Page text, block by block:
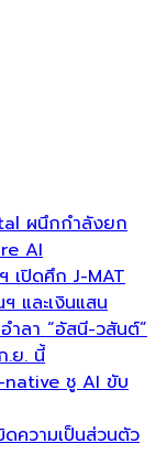
ผนึกกำลังยก
AI
เปิดศึก J-MAT
และเงินแสน
ำลา “อัสนี-วสันต์”
.ย. นี้
native ชู AI ขับ
ความเป็นส่วนตัว